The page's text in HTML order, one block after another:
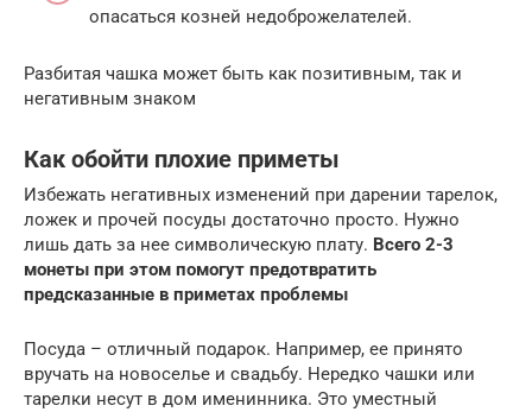
опасаться козней недоброжелателей.
Разбитая чашка может быть как позитивным, так и
негативным знаком
Как обойти плохие приметы
Избежать негативных изменений при дарении тарелок,
ложек и прочей посуды достаточно просто. Нужно
лишь дать за нее символическую плату. Всего 2-3
монеты при этом помогут предотвратить
предсказанные в приметах проблемы
Посуда – отличный подарок. Например, ее принято
вручать на новоселье и свадьбу. Нередко чашки или
тарелки несут в дом именинника. Это уместный